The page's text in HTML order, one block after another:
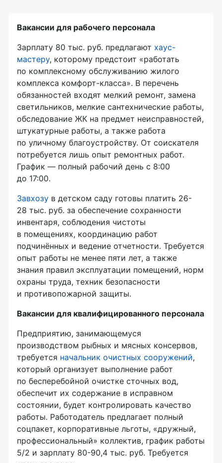
Вакансии для рабочего персонала
Зарплату 80 тыс. руб. предлагают хаус-
мастеру, которому предстоит «работать
по комплексному обслуживанию жилого
комплекса комфорт-класса». В перечень
обязанностей входят мелкий ремонт, замена
светильников, мелкие сантехнические работы,
обследование ЖК на предмет неисправностей,
штукатурные работы, а также работа
по уличному благоустройству. От соискателя
потребуется лишь опыт ремонтных работ.
График — полный рабочий день с 8:00
до 17:00.
Завхозу в детском саду готовы платить 26-
28 тыс. руб. за обеспечение сохранности
инвентаря, соблюдения чистоты
в помещениях, координацию работ
подчинённых и ведение отчетности. Требуется
опыт работы не менее пяти лет, а также
знания правил эксплуатации помещений, норм
охраны труда, техник безопасности
и противопожарной защиты.
Вакансии для квалифицированного персонала
Предприятию, занимающемуся
производством рыбных и мясных консервов,
требуется начальник очистных сооружений,
который организует выполнение работ
по бесперебойной очистке сточных вод,
обеспечит их содержание в исправном
состоянии, будет контролировать качество
работы. Работодатель предлагает полный
соцпакет, корпоративные льготы, «дружный,
профессиональный» коллектив, график работы
5/2 и зарплату 80-90,4 тыс. руб. Требуется